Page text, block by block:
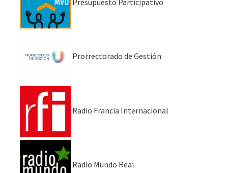
Prorrectorado de Gestión
Radio Francia Internacional
Radio Mundo Real